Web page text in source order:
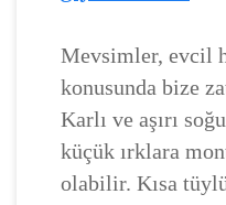
Mevsimler, evcil
konusunda bize
Karlı ve aşırı
küçük ırklara
olabilir. Kısa